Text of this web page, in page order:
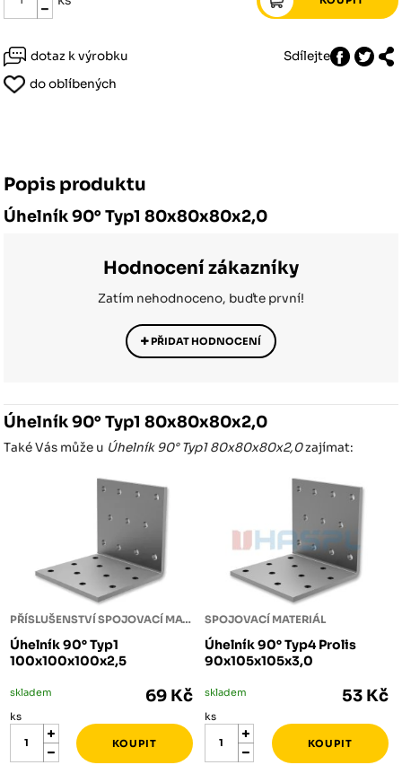
dotaz k výrobku
Sdílejte
do oblíbených
Popis produktu
Úhelník 90° Typ1 80x80x80x2,0
Hodnocení zákazníky
Zatím nehodnoceno, buďte první!
PŘIDAT HODNOCENÍ
Úhelník 90° Typ1 80x80x80x2,0
Také Vás může u Úhelník 90° Typ1 80x80x80x2,0zajímat:
PŘÍSLUŠENSTVÍ SPOJOVACÍ MATERIÁL
Úhelník 90° Typ1
100x100x100x2,5
skladem 69 Kč
ks
SPOJOVACÍ MATERIÁL
Úhelník 90° Typ4 Prolis
90x105x105x3,0
skladem 53 Kč
ks